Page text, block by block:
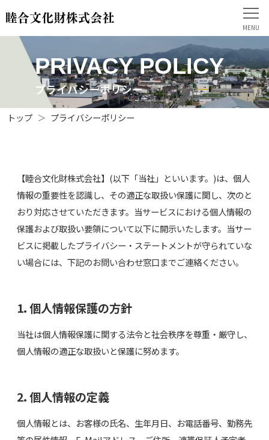
PRIVACY POLICY
プライバシーポリシー
トップ プライバシーポリシー
【睦合文化財株式会社】(以下「当社」といいます。)は、個人
情報の重要性を認識し、その適正な取扱い保護に関し、次のと
おり対応させていただきます。当サービスにおける個人情報の
保護および取扱い要領について以下に開示いたします。当サー
ビスに掲載したプライバシー・ステートメントが守られていな
い場合には、下記のお問い合わせ窓口までご連絡ください。
1. 個人情報保護の方針
当社は個人情報保護に関する法令と社会秩序を尊重・厳守し、
個人情報の適正な取扱いと保護に努めます。
2. 個人情報の定義
個人情報とは、お客様の氏名、生年月日、お電話番号、勤務先